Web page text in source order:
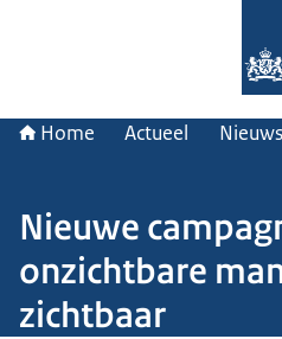
Home Actueel Nieuws
Nieuwe
onzichtbare
zichtbaar